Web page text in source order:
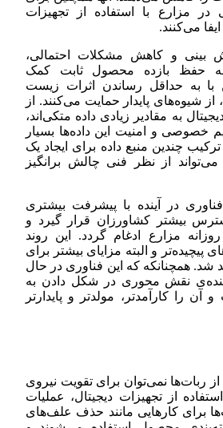
در مزارع با استفاده از تجهیزات
می‌کنند.
بینی و کاهش مشکلات احتمالی،
به حفظ بازده محصول ثابت کمک
با به حداقل رساندن اثرات زیست
شیوه‌های پایدار حمایت می‌کنند. از
به مقادیر زیادی داده متکی‌اند،
خصوصی و امنیت این داده‌ها بسیار
چندین منبع داده برای ایجاد یک
می‌تواند از نظر فنی چالش برانگیز
در آینده با پیشرفت بیشتری
بیشتر کشاورزان قرار گیرد و
مزارع ادغام گردد. این روند
پیچیده‌تر و البته مزایای بیشتر برای
همچنانکه که این فناوری در حال
نقش محوری در شکل دادن به
آن را کارآمدتر، مولدتر و پایدارتر
ربات‌ها نمی‌توان برای تقویت نیروی
از تجهیزات دیجیتال، عملیات
برای کارهایی مانند حذف علف‌های